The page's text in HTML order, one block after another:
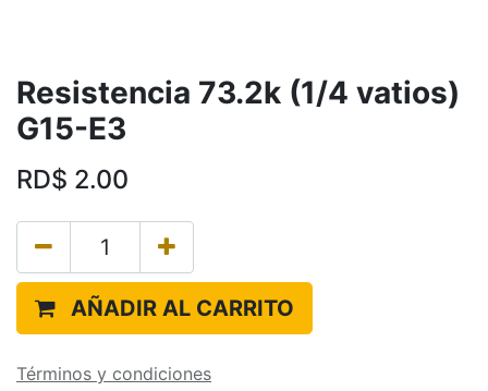
Resistencia 73.2k (1/4 vatios)
G15-E3
RD$ 2.00
AÑADIR AL CARRITO
Términos y condiciones